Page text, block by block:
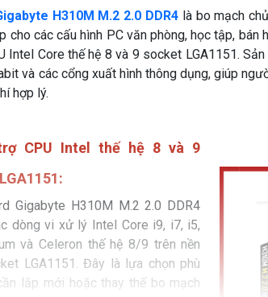
H310M M.2 2.0 DDR4là bo mạch
cho các cấu hình PC văn phòng, học tập,
Intel Core thế hệ 8 và 9 socket LGA1151.
và các cổng xuất hình thông dụng, giúp
hợp lý.
CPU Intel thế hệ 8 và 9
Gigabyte H310M M.2 2.0 DDR4
dòng vi xử lý Intel Core i9, i7, i5,
và Celeron thế hệ 8/9 trên nền
LGA1151. Đây là lựa chọn phù
lắp mới hoặc thay thế bo mạch